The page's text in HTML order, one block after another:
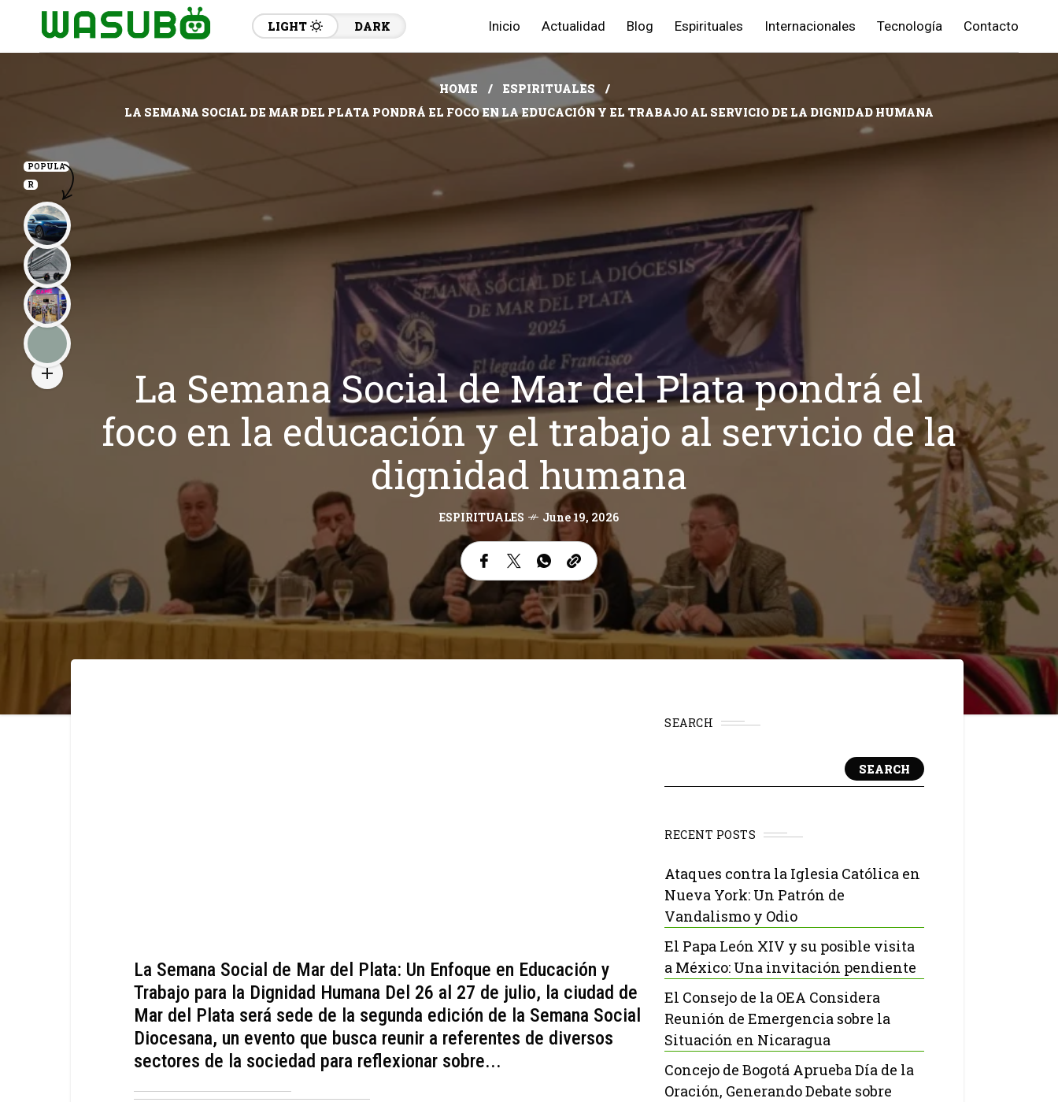
LIGHT DARK Inicio Actualidad Blog Espirituales Internacionales Tecnología Contacto
HOME
ESPIRITUALES
LA SEMANA SOCIAL DE MAR DEL PLATA PONDRÁ EL FOCO EN LA EDUCACIÓN Y EL TRABAJO AL SERVICIO DE LA DIGNIDAD HUMANA
La Semana Social de Mar del Plata pondrá el
foco en la educación y el trabajo al servicio de la
dignidad humana
ESPIRITUALES June 19, 2026
La Semana Social de Mar del Plata: Un Enfoque en Educación y
Trabajo para la Dignidad Humana Del 26 al 27 de julio, la ciudad de
Mar del Plata será sede de la segunda edición de la Semana Social
Diocesana, un evento que busca reunir a referentes de diversos
sectores de la sociedad para reflexionar sobre...
SEARCH
SEARCH
RECENT POSTS
Ataques contra la Iglesia Católica en
Nueva York: Un Patrón de
Vandalismo y Odio
El Papa León XIV y su posible visita
a México: Una invitación pendiente
El Consejo de la OEA Considera
Reunión de Emergencia sobre la
Situación en Nicaragua
Concejo de Bogotá Aprueba Día de la
Oración, Generando Debate sobre
POPULA
R